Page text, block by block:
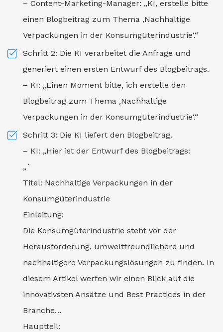
– Content-Marketing-Manager: „KI, erstelle bitte
einen Blogbeitrag zum Thema ‚Nachhaltige
Verpackungen in der Konsumgüterindustrie‘.“
Schritt 2: Die KI verarbeitet die Anfrage und
generiert einen ersten Entwurf des Blogbeitrags.
– KI: „Einen Moment bitte, ich erstelle den
Blogbeitrag zum Thema ‚Nachhaltige
Verpackungen in der Konsumgüterindustrie‘.“
Schritt 3: Die KI liefert den Blogbeitrag.
– KI: „Hier ist der Entwurf des Blogbeitrags:
„`
Titel: Nachhaltige Verpackungen in der
Konsumgüterindustrie
Einleitung:
Die Konsumgüterindustrie steht vor der
Herausforderung, umweltfreundlichere und
nachhaltigere Verpackungslösungen zu finden. In
diesem Artikel werfen wir einen Blick auf die
innovativsten Ansätze und Best Practices in der
Branche…
Hauptteil: